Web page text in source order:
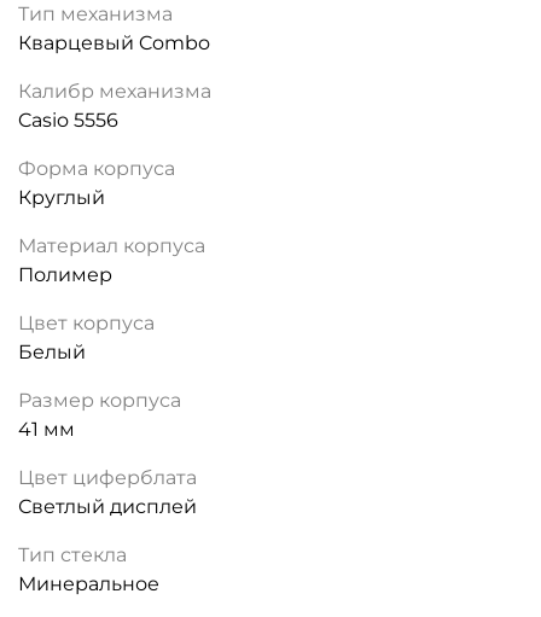
Тип механизма
Кварцевый Combo
Калибр механизма
Casio 5556
Форма корпуса
Круглый
Материал корпуса
Полимер
Цвет корпуса
Белый
Размер корпуса
41 мм
Цвет циферблата
Светлый дисплей
Тип стекла
Минеральное